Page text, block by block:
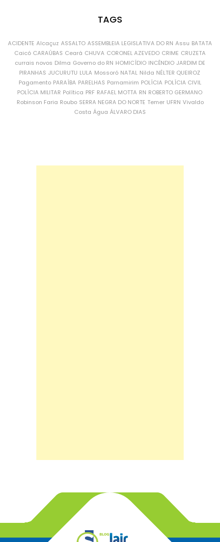
TAGS
ACIDENTE Alcaçuz ASSALTO ASSEMBLEIA LEGISLATIVA DO RN Assu BATATA
Caicó CARAÚBAS Ceará CHUVA CORONEL AZEVEDO CRIME CRUZETA
currais novos Dilma Governo do RN HOMICÍDIO INCÊNDIO JARDIM DE
PIRANHAS JUCURUTU LULA Mossoró NATAL Nilda NÉLTER QUEIROZ
Pagamento PARAÍBA PARELHAS Parnamirim POLÍCIA POLÍCIA CIVIL
POLÍCIA MILITAR Política PRF RAFAEL MOTTA RN ROBERTO GERMANO
Robinson Faria Roubo SERRA NEGRA DO NORTE Temer UFRN Vivaldo
Costa Água ÁLVARO DIAS